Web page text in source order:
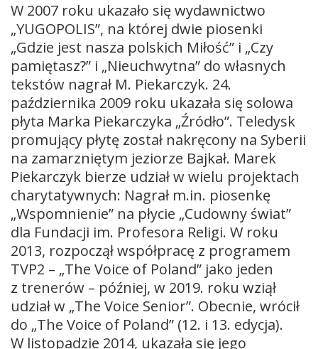
W 2007 roku ukazało się wydawnictwo
„YUGOPOLIS”, na której dwie piosenki
„Gdzie jest nasza polskich Miłość” i „Czy
pamiętasz?” i „Nieuchwytna” do własnych
tekstów nagrał M. Piekarczyk. 24.
października 2009 roku ukazała się solowa
płyta Marka Piekarczyka „Źródło”. Teledysk
promujący płytę został nakręcony na Syberii
na zamarzniętym jeziorze Bajkał. Marek
Piekarczyk bierze udział w wielu projektach
charytatywnych: Nagrał m.in. piosenkę
„Wspomnienie” na płycie „Cudowny świat”
dla Fundacji im. Profesora Religi. W roku
2013, rozpoczął współpracę z programem
TVP2 – „The Voice of Poland” jako jeden
z trenerów – później, w 2019. roku wziął
udział w „The Voice Senior”. Obecnie, wrócił
do „The Voice of Poland” (12. i 13. edycja).
W listopadzie 2014, ukazała się jego